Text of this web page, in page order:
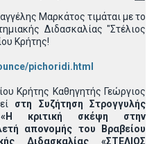
Μαρκάτος τιμάται με το
Διδασκαλίας "Στέλιος
Κρήτης!
pichoridi.html
Κρήτης Καθηγητής Γεώργιος
στη Συζήτηση Στρογγυλής
κριτική σκέψη στην
απονομής του Βραβείου
Διδασκαλίας «ΣΤΕΛΙΟΣ